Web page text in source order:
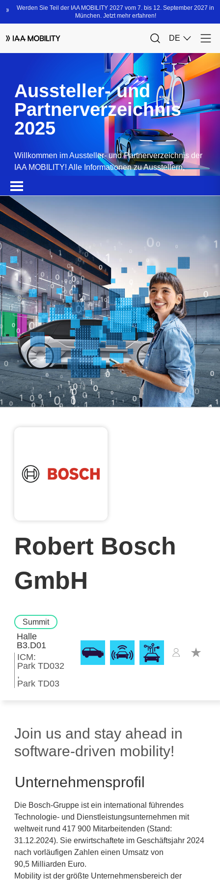
Aussteller- und
Partnerverzeichnis
2025
Willkommen im Aussteller- und Partnerverzeichnis der
IAA MOBILITY! Alle Informationen zu Ausstellern,
Robert Bosch
GmbH
Summit
Halle
B3.D01
ICM
Park TD032
Park TD03
Join us and stay ahead in
software-driven mobility!
Unternehmensprofil
Die Bosch-Gruppe ist ein international führendes
Technologie- und Dienstleistungsunternehmen mit
weltweit rund 417 900 Mitarbeitenden (Stand:
31.12.2024). Sie erwirtschaftete im Geschäftsjahr 2024
nach vorläufigen Zahlen einen Umsatz von
90,5 Milliarden Euro.
Mobility ist der größte Unternehmensbereich der